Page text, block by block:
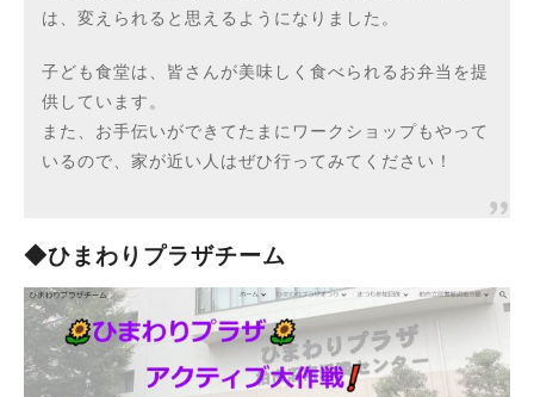
は、変えられると思えるようになりました。
子ども食堂は、皆さんが美味しく食べられるお弁当を提
供しています。
また、お手伝いができてたまにワークショップもやって
いるので、家が近い人はぜひ行ってみてください！
◆ひまわりプラザチーム